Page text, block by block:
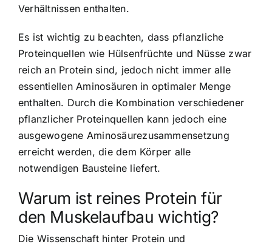
Verhältnissen enthalten.
Es ist wichtig zu beachten, dass pflanzliche
Proteinquellen wie Hülsenfrüchte und Nüsse zwar
reich an Protein sind, jedoch nicht immer alle
essentiellen Aminosäuren in optimaler Menge
enthalten. Durch die Kombination verschiedener
pflanzlicher Proteinquellen kann jedoch eine
ausgewogene Aminosäurezusammensetzung
erreicht werden, die dem Körper alle
notwendigen Bausteine liefert.
Warum ist reines Protein für
den Muskelaufbau wichtig?
Die Wissenschaft hinter Protein und